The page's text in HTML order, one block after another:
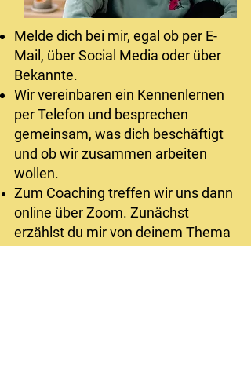
Melde dich bei mir, egal ob per E-
Mail, über Social Media oder über
Bekannte. ​
Wir vereinbaren ein Kennenlernen
per Telefon und besprechen
gemeinsam, was dich beschäftigt
und ob wir zusammen arbeiten
wollen.
Zum Coaching treffen wir uns dann
online über Zoom. Zunächst
erzählst du mir von deinem Thema